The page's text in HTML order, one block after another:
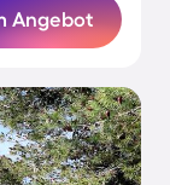
Angebot